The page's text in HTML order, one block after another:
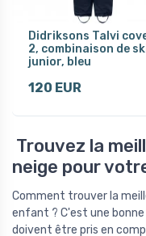
Didriksons Talvi
2, combinaison de
junior, bleu
120 EUR
Trouvez la
neige pour
Comment trouver la
enfant ? C'est une
doivent être pris en